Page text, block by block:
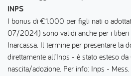
INPS
I bonus di €1.000 per figli nati o
07/2024) sono validi anche per i liberi
Inarcassa. Il termine per presentare la
direttamente all’Inps - è stato esteso
nascita/adozione. Per info: Inps -